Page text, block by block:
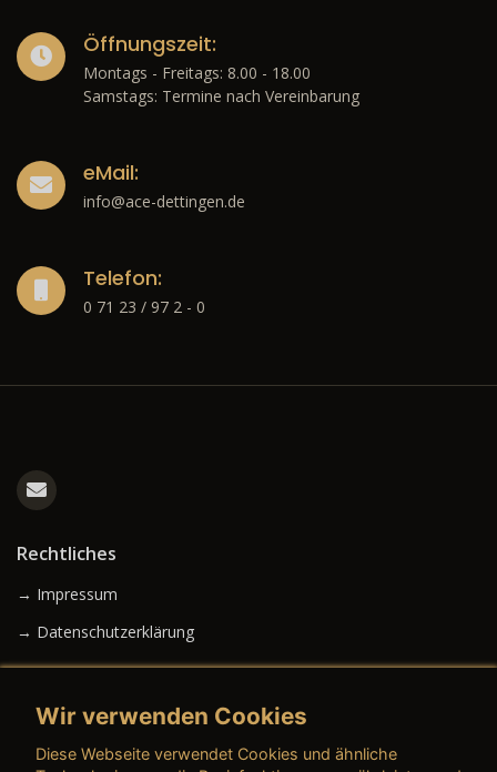
Öffnungszeit:
Montags - Freitags: 8.00 - 18.00
Samstags: Termine nach Vereinbarung
eMail:
info@ace-dettingen.de
Telefon:
0 71 23 / 97 2 - 0
Rechtliches
→ Impressum
→ Datenschutzerklärung
Wir verwenden Cookies
Diese Webseite verwendet Cookies und ähnliche